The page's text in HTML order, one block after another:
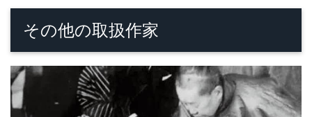
その他の取扱作家